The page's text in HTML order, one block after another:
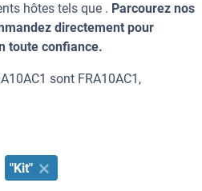
hôtes tels que . Parcourez nos
directement pour
toute confiance.
sont FRA10AC1,
"Kit"